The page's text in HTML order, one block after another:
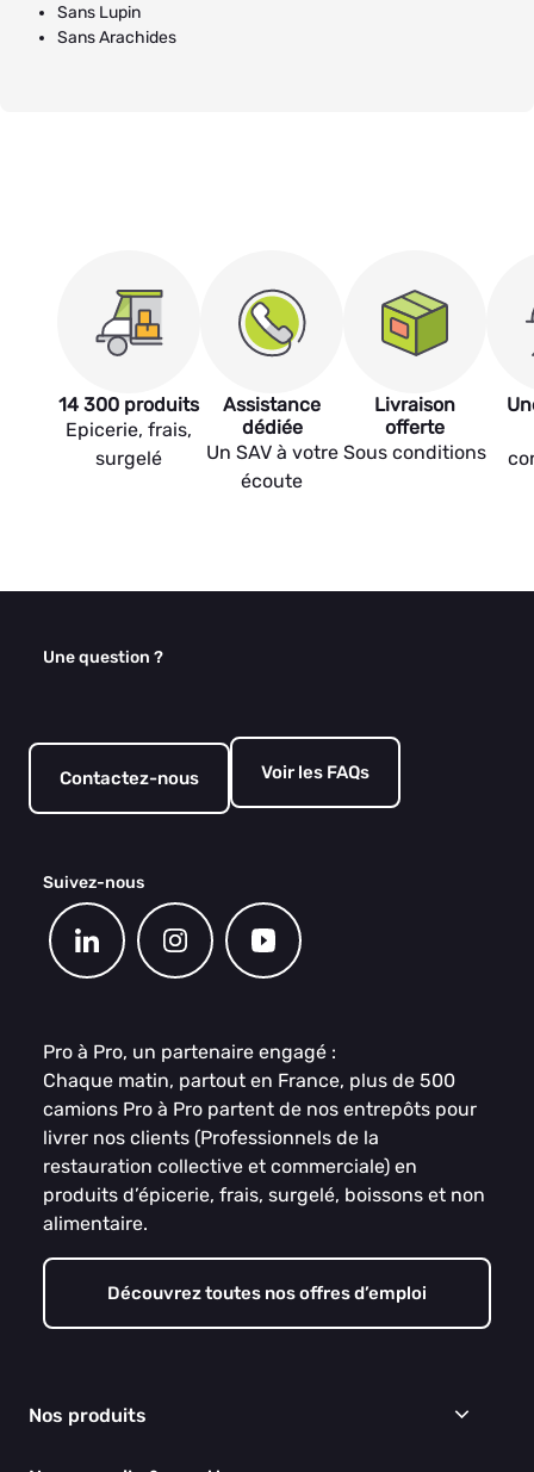
Sans Lupin
Sans Arachides
14 300 produits
Epicerie, frais,
surgelé
Assistance
dédiée
Un SAV à votre
écoute
Livraison
offerte
Sous conditions
Une question ?
Contactez-nous Voir les FAQs
Suivez-nous
Pro à Pro, un partenaire engagé :
Chaque matin, partout en France, plus de 500
camions Pro à Pro partent de nos entrepôts pour
livrer nos clients (Professionnels de la
restauration collective et commerciale) en
produits d’épicerie, frais, surgelé, boissons et non
alimentaire.
Découvrez toutes nos offres d’emploi
Nos produits